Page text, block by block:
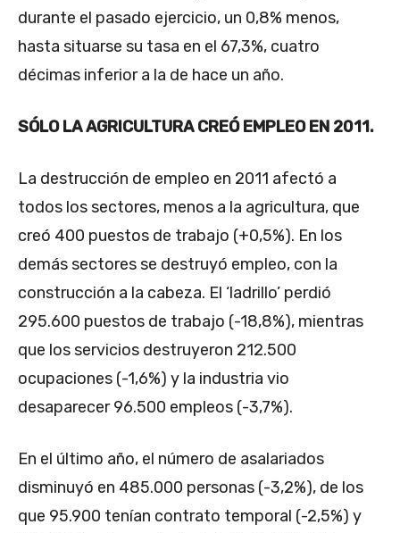
durante el pasado ejercicio, un 0,8% menos,
hasta situarse su tasa en el 67,3%, cuatro
décimas inferior a la de hace un año.
SÓLO LA AGRICULTURA CREÓ EMPLEO EN 2011.
La destrucción de empleo en 2011 afectó a
todos los sectores, menos a la agricultura, que
creó 400 puestos de trabajo (+0,5%). En los
demás sectores se destruyó empleo, con la
construcción a la cabeza. El ‘ladrillo’ perdió
295.600 puestos de trabajo (-18,8%), mientras
que los servicios destruyeron 212.500
ocupaciones (-1,6%) y la industria vio
desaparecer 96.500 empleos (-3,7%).
En el último año, el número de asalariados
disminuyó en 485.000 personas (-3,2%), de los
que 95.900 tenían contrato temporal (-2,5%) y